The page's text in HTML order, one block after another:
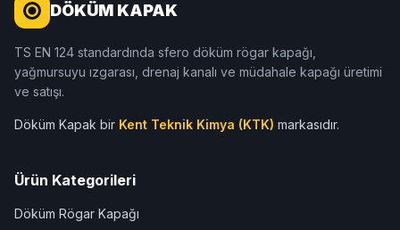
DÖKÜM KAPAK
TS EN 124 standardında sfero döküm rögar kapağı,
yağmursuyu ızgarası, drenaj kanalı ve müdahale kapağı üretimi
ve satışı.
Döküm Kapak bir Kent Teknik Kimya (KTK) markasıdır.
Ürün Kategorileri
Döküm Rögar Kapağı